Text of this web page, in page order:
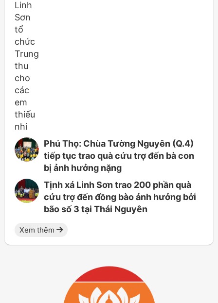
Phú Thọ: Chùa Tường Nguyên (Q.4)
tiếp tục trao quà cứu trợ đến bà con
bị ảnh hưởng nặng
Tịnh xá Linh Sơn trao 200 phần quà
cứu trợ đến đồng bào ảnh hưởng bởi
bão số 3 tại Thái Nguyên
Xem thêm